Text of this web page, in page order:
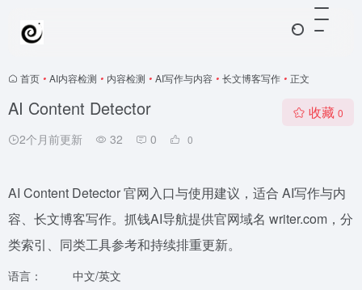
首页 • AI内容检测 • 内容检测 • AI写作与内容 • 长文博客写作 • 正文
AI Content Detector
2个月前更新 32 0 0
收藏 0
AI Content Detector 官网入口与使用建议，适合 AI写作与内
容、长文博客写作。抓钱AI导航提供官网域名 writer.com，分
类索引、同类工具参考和持续排重更新。
语言：
中文/英文